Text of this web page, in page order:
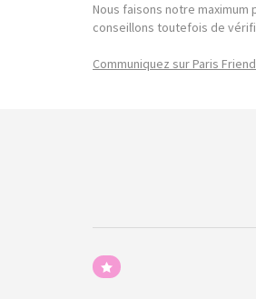
Nous faisons notre
conseillons toutefois de
Communiquez sur Paris